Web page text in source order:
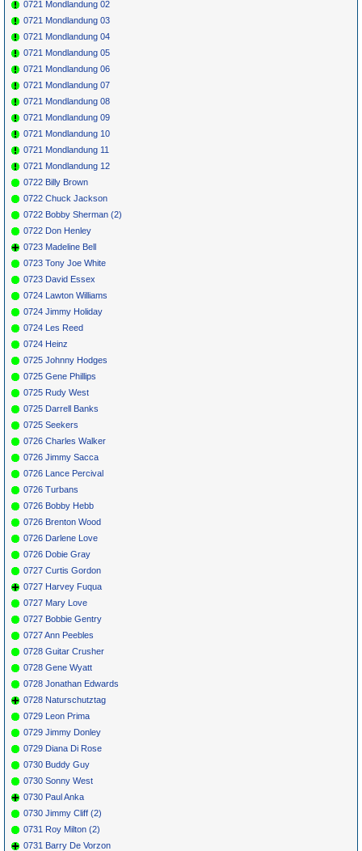
0721 Mondlandung 02
0721 Mondlandung 03
0721 Mondlandung 04
0721 Mondlandung 05
0721 Mondlandung 06
0721 Mondlandung 07
0721 Mondlandung 08
0721 Mondlandung 09
0721 Mondlandung 10
0721 Mondlandung 11
0721 Mondlandung 12
0722 Billy Brown
0722 Chuck Jackson
0722 Bobby Sherman (2)
0722 Don Henley
0723 Madeline Bell
0723 Tony Joe White
0723 David Essex
0724 Lawton Williams
0724 Jimmy Holiday
0724 Les Reed
0724 Heinz
0725 Johnny Hodges
0725 Gene Phillips
0725 Rudy West
0725 Darrell Banks
0725 Seekers
0726 Charles Walker
0726 Jimmy Sacca
0726 Lance Percival
0726 Turbans
0726 Bobby Hebb
0726 Brenton Wood
0726 Darlene Love
0726 Dobie Gray
0727 Curtis Gordon
0727 Harvey Fuqua
0727 Mary Love
0727 Bobbie Gentry
0727 Ann Peebles
0728 Guitar Crusher
0728 Gene Wyatt
0728 Jonathan Edwards
0728 Naturschutztag
0729 Leon Prima
0729 Jimmy Donley
0729 Diana Di Rose
0730 Buddy Guy
0730 Sonny West
0730 Paul Anka
0730 Jimmy Cliff (2)
0731 Roy Milton (2)
0731 Barry De Vorzon